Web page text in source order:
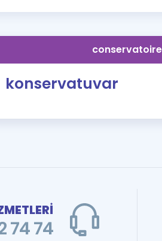
konservatuvar
74 74